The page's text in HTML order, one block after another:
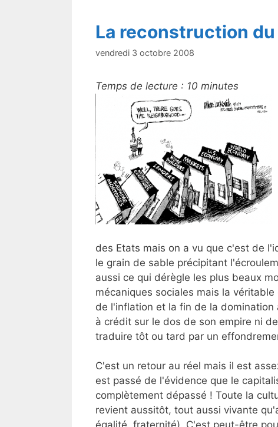
La reconstruction
vendredi 3 octobre 2008
Temps de lecture : 10 minutes
des Etats mais on a vu que c'est de
le grain de sable précipitant
aussi ce qui dérègle les plus beaux
mécaniques sociales mais la
de l'inflation et la fin de la domination
à crédit sur le dos de son empire ni
traduire tôt ou tard par un
C'est un retour au réel mais il est
est passé de l'évidence que le
complètement dépassé ! Toute la
revient aussitôt, tout aussi vivante